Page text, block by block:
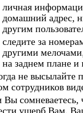
личная
домашний адрес,
другим
следите за
другими
на заднем плане и
не высылайте
сотрудников
Вы
ущерб Вам,